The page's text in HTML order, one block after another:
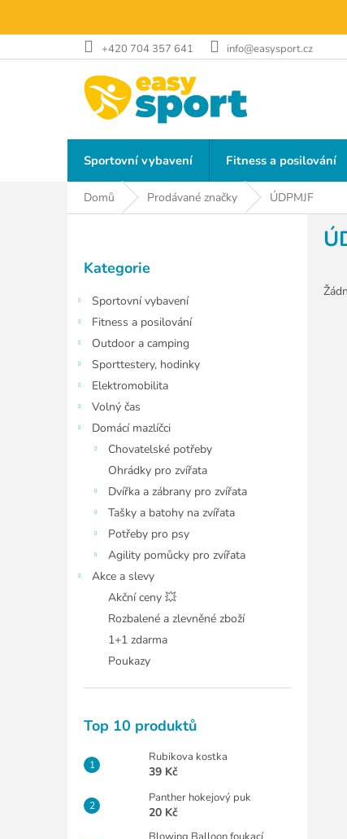
obsah
+420 704 357 641 info@easysport.cz
Sportovní vybavení Fitness a posilování
Domů Prodávané značky ÚDPMJF
P
kategorie
Kategorie
Sportovní vybavení
Fitness a posilování
Outdoor a camping
Sporttestery, hodinky
Elektromobilita
Volný čas
Domácí mazlíčci
Chovatelské potřeby
Ohrádky pro zvířata
Dvířka a zábrany pro zvířata
Tašky a batohy na zvířata
Potřeby pro psy
Agility pomůcky pro zvířata
Akce a slevy
Akční ceny 💥
Rozbalené a zlevněné zboží
1+1 zdarma
Poukazy
Top 10 produktů
Rubikova kostka
39 Kč
Panther hokejový puk
20 Kč